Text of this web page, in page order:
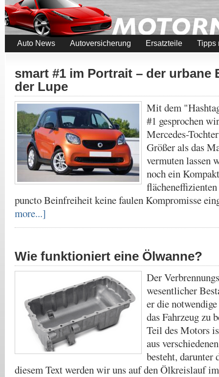
Auto News Autoversicherung Ersatzteile Tipps
smart #1 im Portrait – der urbane
der Lupe
Mit dem
#1 gesprochen
Mercedes-
Größer als das
vermuten lassen
noch ein
puncto Beinfreiheit keine faulen Kompromisse
more...]
Wie funktioniert eine Ölwanne?
Der
wesentlicher
er die
das Fahrzeug zu
Teil des Motors
aus
besteht, darunter
diesem Text werden wir uns auf den Ölkreislauf